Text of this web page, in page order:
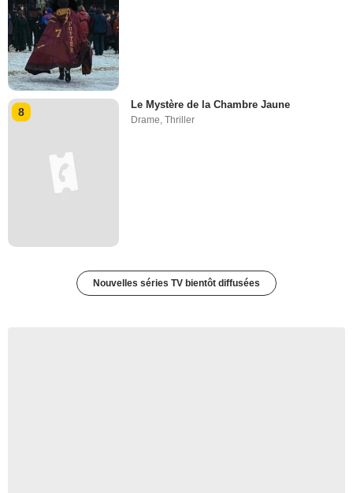
8
Le Mystère de la Chambre Jaune
Drame,Thriller
Nouvelles séries TV bientôt diffusées